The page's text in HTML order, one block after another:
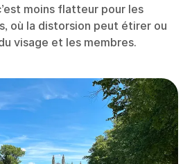
moins flatteur pour les
où la distorsion peut étirer ou
visage et les membres.